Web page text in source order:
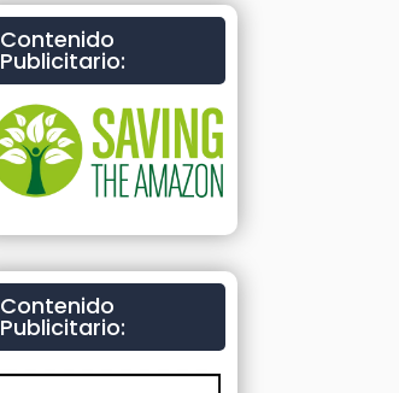
Contenido
Publicitario:
Contenido
Publicitario: